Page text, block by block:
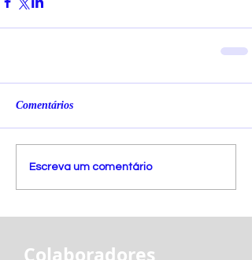
Comentários
Escreva um comentário
Colaboradores